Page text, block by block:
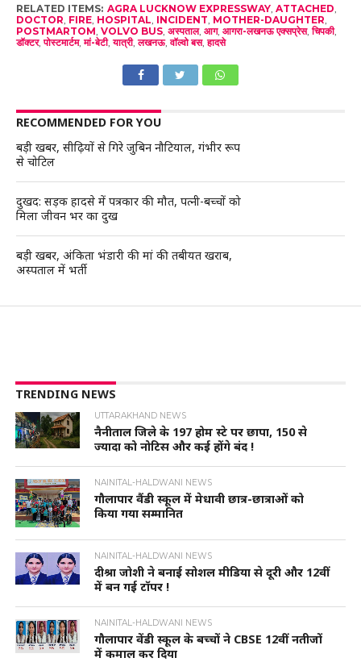
RELATED ITEMS: AGRA LUCKNOW EXPRESSWAY, ATTACHED
DOCTOR FIRE, HOSPITAL INCIDENT MOTHER-DAUGHTER
POSTMARTOM VOLVO BUS, अस्पताल, आग, आगरा-लखनऊ एक्सप्रेस,चिपकी,
डॉक्टर,पोस्टमार्टम,मां-बेटी,यात्री,लखनऊ,वॉल्वो बस,हादसे
RECOMMENDED FOR YOU
बड़ी खबर, सीढ़ियों से गिरे जुबिन नौटियाल, गंभीर रूप
से चोटिल
दुखद: सड़क हादसे में पत्रकार की मौत, पत्नी-बच्चों को
मिला जीवन भर का दुख
बड़ी खबर, अंकिता भंडारी की मां की तबीयत खराब,
अस्पताल में भर्ती
TRENDING NEWS
UTTARAKHAND NEWS
नैनीताल जिले के 197 होम स्टे पर छापा, 150 से
ज्यादा को नोटिस और कई होंगे बंद !
NAINITAL-HALDWANI NEWS
गौलापार वैंडी स्कूल में मेधावी छात्र-छात्राओं को
किया गया सम्मानित
NAINITAL-HALDWANI NEWS
दीश्रा जोशी ने बनाई सोशल मीडिया से दूरी और 12वीं
में बन गई टॉपर !
NAINITAL-HALDWANI NEWS
गौलापार वेंडी स्कूल के बच्चों ने CBSE 12वीं नतीजों
में कमाल कर दिया